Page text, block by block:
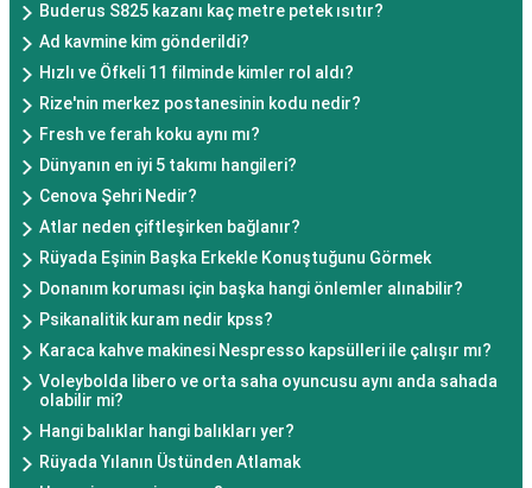
Buderus S825 kazanı kaç metre petek ısıtır?
Ad kavmine kim gönderildi?
Hızlı ve Öfkeli 11 filminde kimler rol aldı?
Rize'nin merkez postanesinin kodu nedir?
Fresh ve ferah koku aynı mı?
Dünyanın en iyi 5 takımı hangileri?
Cenova Şehri Nedir?
Atlar neden çiftleşirken bağlanır?
Rüyada Eşinin Başka Erkekle Konuştuğunu Görmek
Donanım koruması için başka hangi önlemler alınabilir?
Psikanalitik kuram nedir kpss?
Karaca kahve makinesi Nespresso kapsülleri ile çalışır mı?
Voleybolda libero ve orta saha oyuncusu aynı anda sahada
olabilir mi?
Hangi balıklar hangi balıkları yer?
Rüyada Yılanın Üstünden Atlamak